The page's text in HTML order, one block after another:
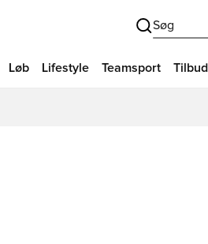
Søg
Løb Lifestyle Teamsport Tilbud